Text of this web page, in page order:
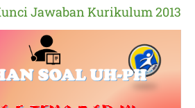
Jawaban Kurikulum 2013